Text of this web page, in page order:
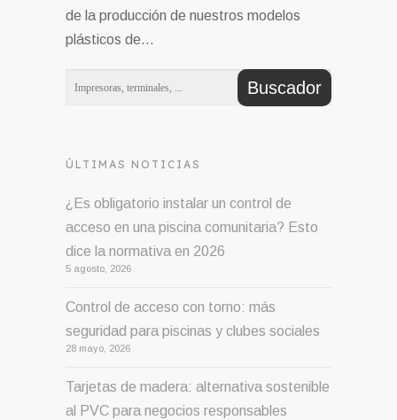
de la producción de nuestros modelos
plásticos de…
ÚLTIMAS NOTICIAS
¿Es obligatorio instalar un control de
acceso en una piscina comunitaria? Esto
dice la normativa en 2026
5 agosto, 2026
Control de acceso con torno: más
seguridad para piscinas y clubes sociales
28 mayo, 2026
Tarjetas de madera: alternativa sostenible
al PVC para negocios responsables